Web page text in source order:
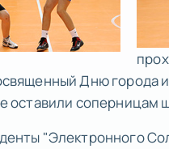
Дню города
оставили соперницам
"Электронного